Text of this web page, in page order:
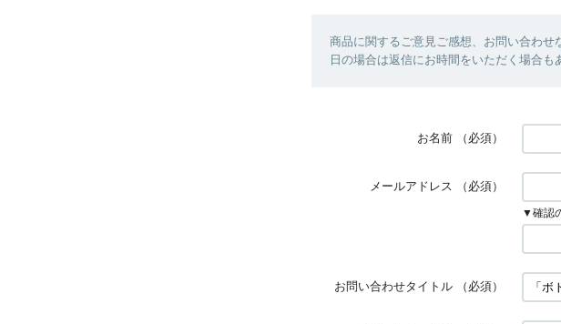
商品に関するご意見ご感想、お問い合わ
日の場合は返信にお時間をいただく場合も
お名前 （必須）
メールアドレス （必須）
▼確認
お問い合わせタイトル （必須）